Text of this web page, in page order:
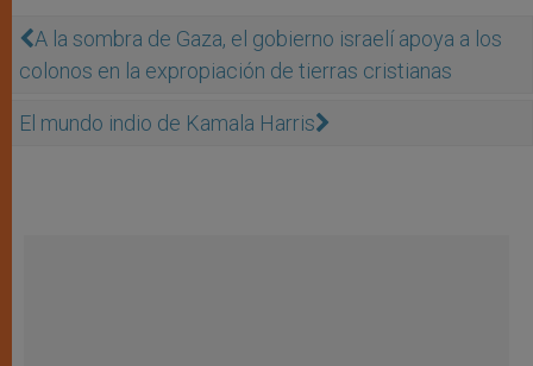
A la sombra de Gaza, el gobierno israelí apoya a los
colonos en la expropiación de tierras cristianas
El mundo indio de Kamala Harris